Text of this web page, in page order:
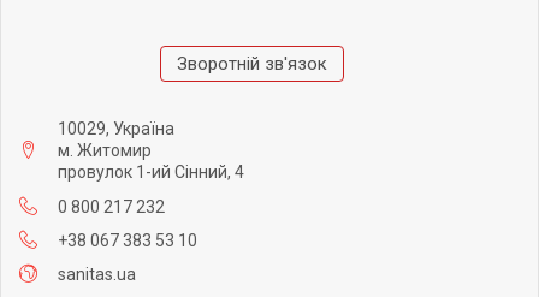
Зворотній зв'язок
10029, Україна
м. Житомир
провулок 1-ий Сінний, 4
0 800 217 232
+38 067 383 53 10
sanitas.ua